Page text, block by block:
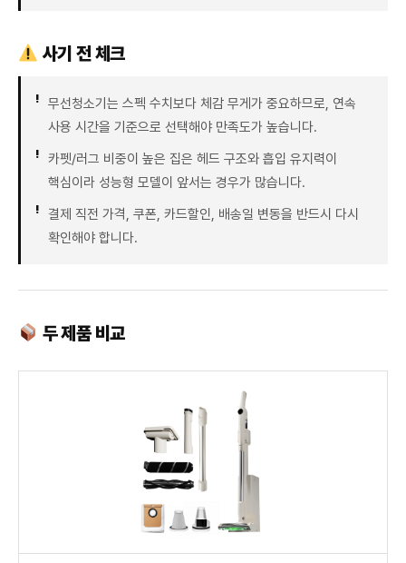
사기 전 체크
무선청소기는 스펙 수치보다 체감 무게가 중요하므로, 연속
사용 시간을 기준으로 선택해야 만족도가 높습니다.
카펫/러그 비중이 높은 집은 헤드 구조와 흡입 유지력이
핵심이라 성능형 모델이 앞서는 경우가 많습니다.
결제 직전 가격, 쿠폰, 카드할인, 배송일 변동을 반드시 다시
확인해야 합니다.
두 제품 비교